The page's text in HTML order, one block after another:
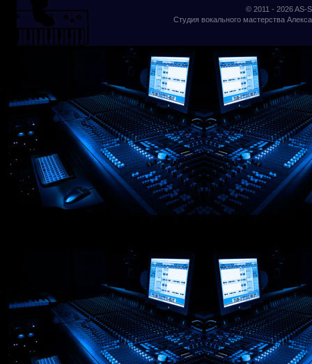
© 2011 - 2026AS-
Студия вокального мастерства